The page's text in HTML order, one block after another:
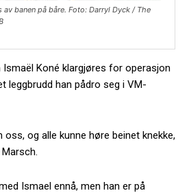
av banen på båre. Foto: Darryl Dyck / The
Ismaël Koné klargjøres for operasjon
leggbrudd han pådro seg i VM-
og alle kunne høre beinet knekke,
Ismael ennå, men han er på